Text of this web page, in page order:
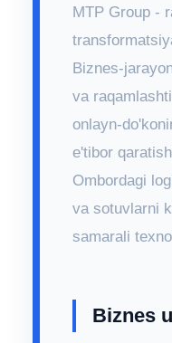
MTP Group -
Biznes-
va
onlayn-
e'tibor
Ombordagi
va sotuvlarni
samarali
Biznes